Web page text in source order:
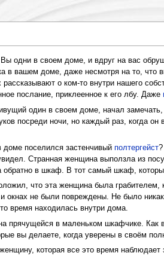
одни в своем доме, и вдруг на вас
в вашем доме, даже несмотря на то,
рассказывают о ком-то внутри нашего
послание, приклеенное к его лбу. Даже
один в своем доме, начал
посреди ночи, но каждый раз, когда
доме поселился застенчивый полтергейст?
Странная женщина выползла из
обратно в шкаф. В тот самый шкаф,
что эта женщина была грабителем,
и окнах не были повреждены. Не было
время находилась внутри дома.
прячущейся в маленьком шкафчике.
вы делаете, когда уверены в своём
которая все это время наблюдает